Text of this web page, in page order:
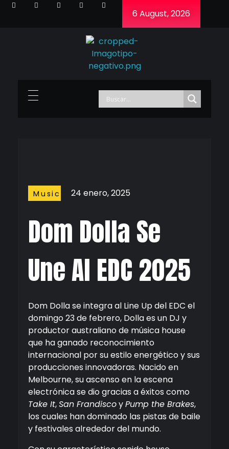
6 August, 2026
Dom Dolla Se
Une Al EDC 2025
24 enero, 2025
Music
Dom Dolla se integra al Line Up del EDC el
domingo 23 de febrero, Dolla es un DJ y
productor australiano de música house
que ha ganado reconocimiento
internacional por su estilo energético y sus
producciones innovadoras. Nacido en
Melbourne, su ascenso en la escena
electrónica se dio gracias a éxitos como
Take It,San FrandiscoyPump the Brakes,
los cuales han dominado las pistas de baile
y festivales alrededor del mundo.